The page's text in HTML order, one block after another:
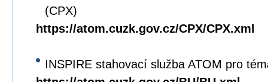
(CPX)
https://atom.cuzk.gov.cz/CPX/CPX.xml
INSPIRE stahovací služba ATOM pro